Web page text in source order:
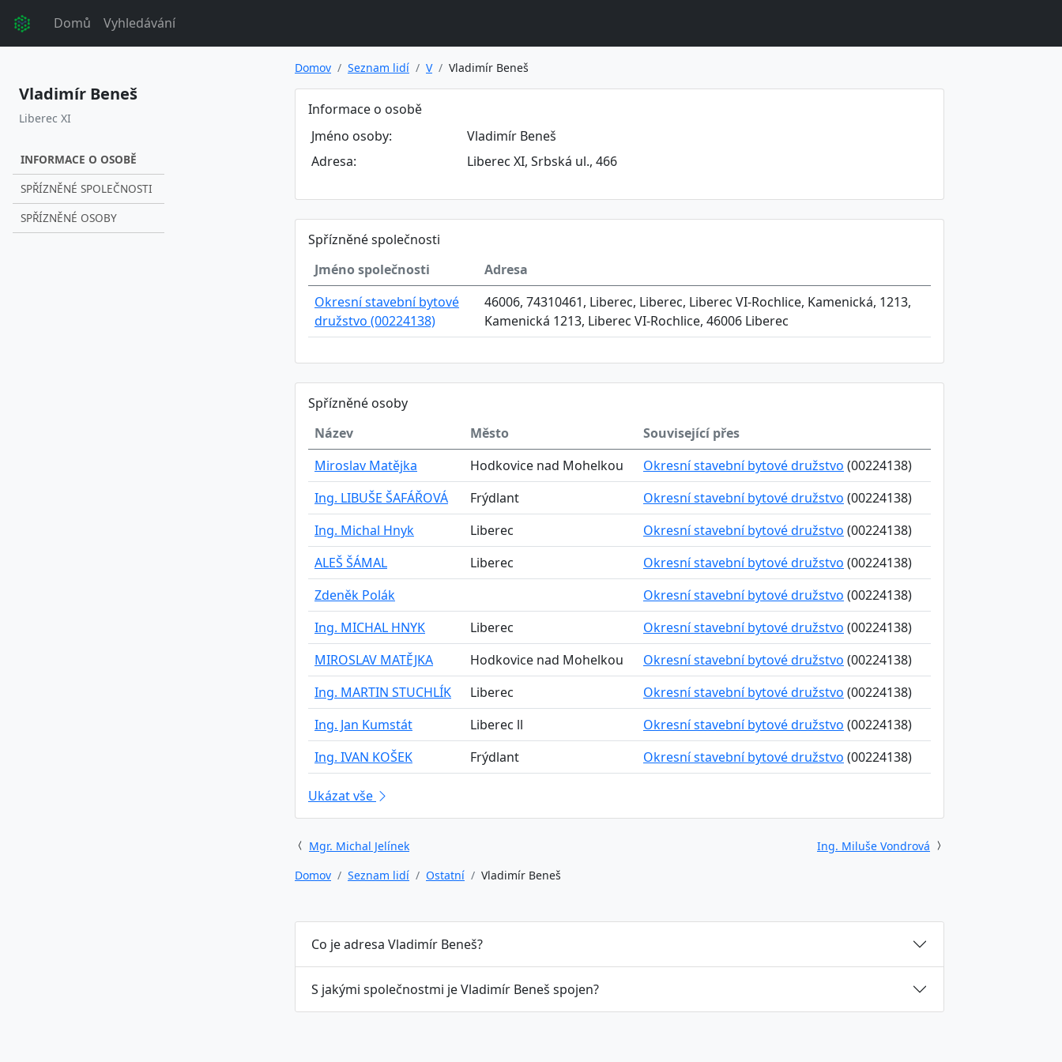
Domů Vyhledávání
Vladimír Beneš
Liberec XI
INFORMACE O OSOBĚ
SPŘÍZNĚNÉ SPOLEČNOSTI
SPŘÍZNĚNÉ OSOBY
Domov Seznam lidí V Vladimír Beneš
Informace o osobě
Jméno osoby:
Vladimír Beneš
Adresa:
Liberec XI, Srbská ul., 466
Spřízněné společnosti
Jméno společnosti
Adresa
Okresní stavební bytové
družstvo (00224138)
46006, 74310461, Liberec, Liberec, Liberec VI-Rochlice, Kamenická, 1213,
Kamenická 1213, Liberec VI-Rochlice, 46006 Liberec
Spřízněné osoby
Název
Město
Související přes
Miroslav Matějka
Hodkovice nad Mohelkou Okresní stavební bytové družstvo (00224138)
Ing. LIBUŠE ŠAFÁŘOVÁ
Frýdlant Okresní stavební bytové družstvo (00224138)
Ing. Michal Hnyk
Liberec Okresní stavební bytové družstvo (00224138)
ALEŠ ŠÁMAL
Liberec Okresní stavební bytové družstvo (00224138)
Zdeněk Polák
Okresní stavební bytové družstvo (00224138)
Ing. MICHAL HNYK
Liberec Okresní stavební bytové družstvo (00224138)
MIROSLAV MATĚJKA
Hodkovice nad Mohelkou Okresní stavební bytové družstvo (00224138)
Ing. MARTIN STUCHLÍK
Liberec Okresní stavební bytové družstvo (00224138)
Ing. Jan Kumstát
Liberec ll Okresní stavební bytové družstvo (00224138)
Ing. IVAN KOŠEK
Frýdlant Okresní stavební bytové družstvo (00224138)
Ukázat vše
Mgr. Michal Jelínek
Ing. Miluše Vondrová
Domov
Seznam lidí Ostatní Vladimír Beneš
Co je adresa Vladimír Beneš?
S jakými společnostmi je Vladimír Beneš spojen?